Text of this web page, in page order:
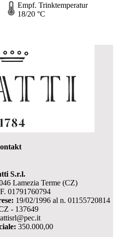
Empf. Trinktemperatur
18/20 °C
S.r.l.
Lamezia Terme (CZ)
01791760794
19/02/1996 al n. 01155720814
- 137649
350.000,00